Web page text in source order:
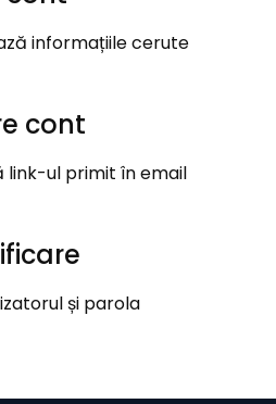
informațiile cerute
cont
link-ul primit în email
și parola